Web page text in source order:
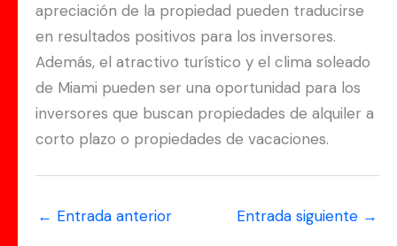
apreciación de la propiedad pueden traducirse
en resultados positivos para los inversores.
Además, el atractivo turístico y el clima soleado
de Miami pueden ser una oportunidad para los
inversores que buscan propiedades de alquiler a
corto plazo o propiedades de vacaciones.
← Entrada anterior Entrada siguiente →